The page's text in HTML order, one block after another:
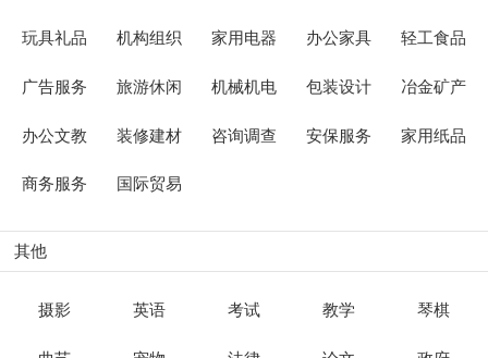
玩具礼品 机构组织 家用电器 办公家具 轻工食品
广告服务 旅游休闲 机械机电 包装设计 冶金矿产
办公文教 装修建材 咨询调查 安保服务 家用纸品
商务服务 国际贸易
其他
摄影 英语 考试 教学 琴棋